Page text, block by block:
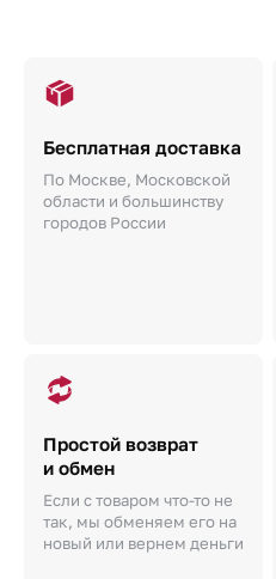
Бесплатная доставка
По Москве, Московской
области и большинству
городов России
Простой возврат
и обмен
Если с товаром что-то не
так, мы обменяем его на
новый или вернем деньги